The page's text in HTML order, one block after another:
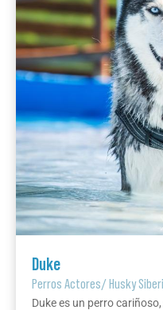
Duke
Perros Actores/Husky
Duke es un perro